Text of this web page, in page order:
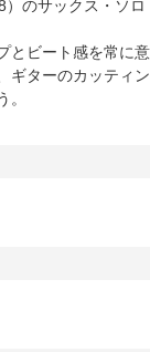
のサックス・ソロ
とビート感を常に意
ギターのカッティン
。